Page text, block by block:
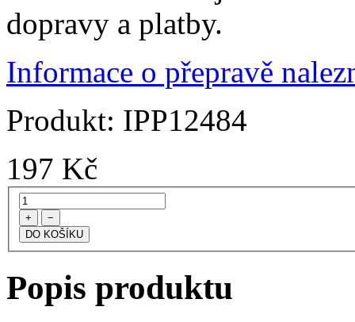
dopravy a platby.
Informace o přepravě
Produkt: IPP12484
197 Kč
+ −
Popis produktu